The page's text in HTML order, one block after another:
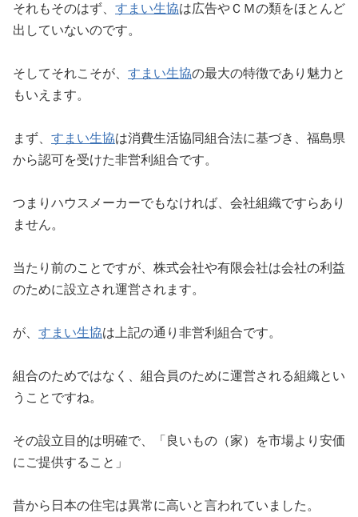
それもそのはず、 すまい生協は広告やＣＭの類をほとんど
出していないのです。
そしてそれこそが、 すまい生協の最大の特徴であり魅力と
もいえます。
まず、 すまい生協は消費生活協同組合法に基づき、福島県
から認可を受けた非営利組合です。
つまりハウスメーカーでもなければ、会社組織ですらあり
ません。
当たり前のことですが、株式会社や有限会社は会社の利益
のために設立され運営されます。
が、 すまい生協は上記の通り非営利組合です。
組合のためではなく、組合員のために運営される組織とい
うことですね。
その設立目的は明確で、「良いもの（家）を市場より安価
にご提供すること」
昔から日本の住宅は異常に高いと言われていました。